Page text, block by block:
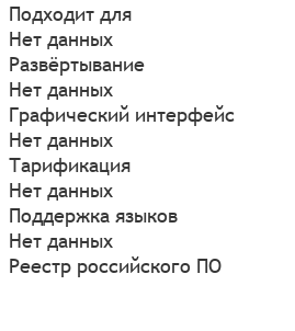
Подходит для
Нет данных
Развёртывание
Нет данных
Графический интерфейс
Нет данных
Тарификация
Нет данных
Поддержка языков
Нет данных
Реестр российского ПО